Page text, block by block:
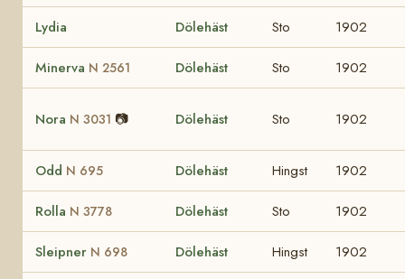
Lydia Dölehäst Sto 1902
Minerva N 2561 Dölehäst Sto 1902
Nora N 3031 📷 Dölehäst Sto 1902
Odd N 695 Dölehäst Hingst 1902
Rolla N 3778 Dölehäst Sto 1902
Sleipner N 698 Dölehäst Hingst 1902